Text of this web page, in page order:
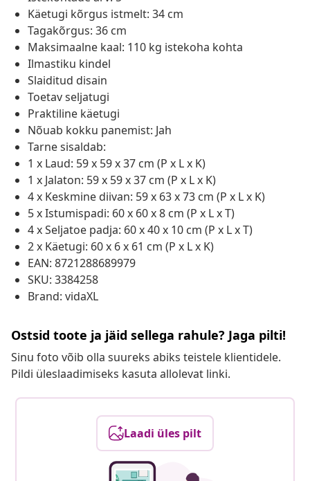
Käetugi kõrgus istmelt: 34 cm
Tagakõrgus: 36 cm
Maksimaalne kaal: 110 kg istekoha kohta
Ilmastiku kindel
Slaiditud disain
Toetav seljatugi
Praktiline käetugi
Nõuab kokku panemist: Jah
Tarne sisaldab:
1 x Laud: 59 x 59 x 37 cm (P x L x K)
1 x Jalaton: 59 x 59 x 37 cm (P x L x K)
4 x Keskmine diivan: 59 x 63 x 73 cm (P x L x K)
5 x Istumispadi: 60 x 60 x 8 cm (P x L x T)
4 x Seljatoe padja: 60 x 40 x 10 cm (P x L x T)
2 x Käetugi: 60 x 6 x 61 cm (P x L x K)
EAN: 8721288689979
SKU: 3384258
Brand: vidaXL
Ostsid toote ja jäid sellega rahule? Jaga pilti!
Sinu foto võib olla suureks abiks teistele klientidele.
Pildi üleslaadimiseks kasuta allolevat linki.
Laadi üles pilt